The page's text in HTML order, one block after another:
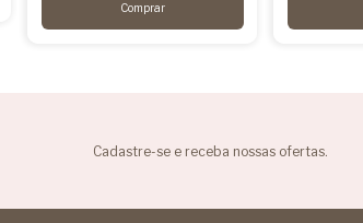
Cadastre-se e receba nossas ofertas.